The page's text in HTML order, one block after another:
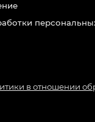
в отношении